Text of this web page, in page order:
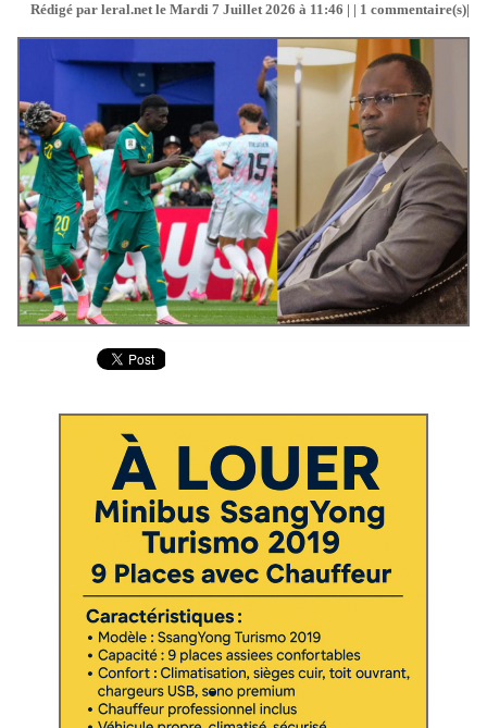
Rédigé par leral.net le Mardi 7 Juillet 2026 à 11:46 | | 1 commentaire(s)|